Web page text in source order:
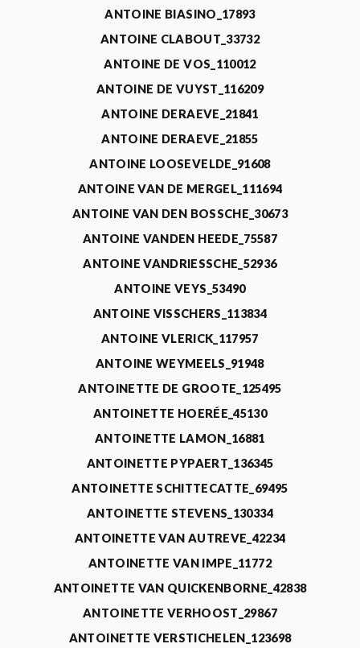
ANTOINE BIASINO_17893
ANTOINE CLABOUT_33732
ANTOINE DE VOS_110012
ANTOINE DE VUYST_116209
ANTOINE DERAEVE_21841
ANTOINE DERAEVE_21855
ANTOINE LOOSEVELDE_91608
ANTOINE VAN DE MERGEL_111694
ANTOINE VAN DEN BOSSCHE_30673
ANTOINE VANDEN HEEDE_75587
ANTOINE VANDRIESSCHE_52936
ANTOINE VEYS_53490
ANTOINE VISSCHERS_113834
ANTOINE VLERICK_117957
ANTOINE WEYMEELS_91948
ANTOINETTE DE GROOTE_125495
ANTOINETTE HOERÉE_45130
ANTOINETTE LAMON_16881
ANTOINETTE PYPAERT_136345
ANTOINETTE SCHITTECATTE_69495
ANTOINETTE STEVENS_130334
ANTOINETTE VAN AUTREVE_42234
ANTOINETTE VAN IMPE_11772
ANTOINETTE VAN QUICKENBORNE_42838
ANTOINETTE VERHOOST_29867
ANTOINETTE VERSTICHELEN_123698